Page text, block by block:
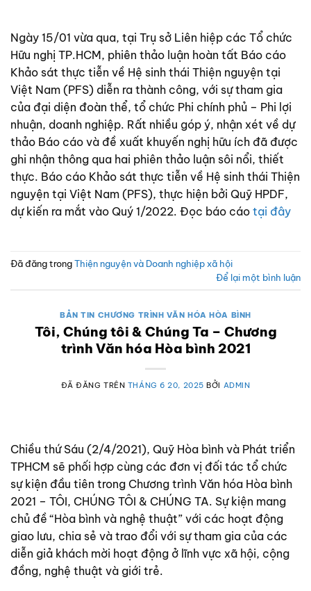
Ngày 15/01 vừa qua, tại Trụ sở Liên hiệp các Tổ chức
Hữu nghị TP.HCM, phiên thảo luận hoàn tất Báo cáo
Khảo sát thực tiễn về Hệ sinh thái Thiện nguyện tại
Việt Nam (PFS) diễn ra thành công, với sự tham gia
của đại diện đoàn thể, tổ chức Phi chính phủ – Phi lợi
nhuận, doanh nghiệp. Rất nhiều góp ý, nhận xét về dự
thảo Báo cáo và đề xuất khuyến nghị hữu ích đã được
ghi nhận thông qua hai phiên thảo luận sôi nổi, thiết
thực. Báo cáo Khảo sát thực tiễn về Hệ sinh thái Thiện
nguyện tại Việt Nam (PFS), thực hiện bởi Quỹ HPDF,
dự kiến ra mắt vào Quý 1/2022. Đọc báo cáo tại đây
Đã đăng trongThiện nguyện và Doanh nghiệp xã hội
Để lại một bình luận
BẢN TIN CHƯƠNG TRÌNH VĂN HÓA HÒA BÌNH
Tôi, Chúng tôi & Chúng Ta – Chương
trình Văn hóa Hòa bình 2021
ĐÃ ĐĂNG TRÊN THÁNG 6 20, 2025 BỞI ADMIN
Chiều thứ Sáu (2/4/2021), Quỹ Hòa bình và Phát triển
TPHCM sẽ phối hợp cùng các đơn vị đối tác tổ chức
sự kiện đầu tiên trong Chương trình Văn hóa Hòa bình
2021 – TÔI, CHÚNG TÔI & CHÚNG TA. Sự kiện mang
chủ đề “Hòa bình và nghệ thuật” với các hoạt động
giao lưu, chia sẻ và trao đổi với sự tham gia của các
diễn giả khách mời hoạt động ở lĩnh vực xã hội, cộng
đồng, nghệ thuật và giới trẻ.